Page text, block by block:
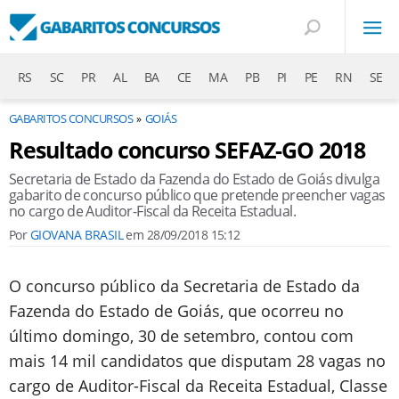
RS SC PR AL BA CE MA PB PI PE RN SE
GABARITOS CONCURSOS GOIÁS
Resultado concurso SEFAZ-GO 2018
Secretaria de Estado da Fazenda do Estado de Goiás divulga
gabarito de concurso público que pretende preencher vagas
no cargo de Auditor-Fiscal da Receita Estadual.
PorGIOVANA BRASILem 28/09/2018 15:12
O concurso público da Secretaria de Estado da
Fazenda do Estado de Goiás, que ocorreu no
último domingo, 30 de setembro, contou com
mais 14 mil candidatos que disputam 28 vagas no
cargo de Auditor-Fiscal da Receita Estadual, Classe